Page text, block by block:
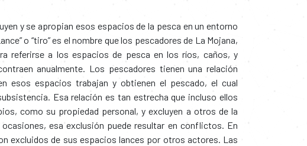
y se apropian esos espacios de la pesca en un entorno
o “tiro” es el nombre que los pescadores de La Mojana,
referirse a los espacios de pesca en los ríos, caños, y
anualmente. Los pescadores tienen una relación
esos espacios trabajan y obtienen el pescado, el cual
Esa relación es tan estrecha que incluso ellos
como su propiedad personal, y excluyen a otros de la
esa exclusión puede resultar en conflictos. En
excluidos de sus espacios lances por otros actores. Las